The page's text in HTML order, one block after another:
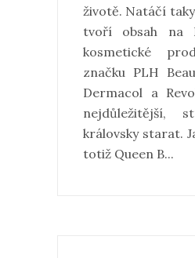
životě. Natáčí
tvoří obsah na
kosmetické
značku PLH
Dermacol a
královsky starat.
totiž Queen B...